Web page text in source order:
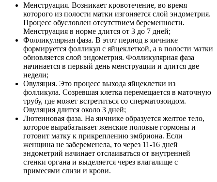
Менструация. Возникает кровотечение, во время
которого из полости матки изгоняется слой эндометрия.
Процесс обусловлен отсутствием беременности.
Менструация в норме длится от 3 до 7 дней;
Фолликулярная фаза. В этот период в яичнике
формируется фолликул с яйцеклеткой, а в полости матки
обновляется слой эндометрия. Фолликулярная фаза
начинается в первый день менструации и длится две
недели;
Овуляция. Это процесс выхода яйцеклетки из
фолликула. Созревшая клетка перемещается в маточную
трубу, где может встретиться со сперматозоидом.
Овуляция длится около 3 дней;
Лютеиновая фаза. На яичнике образуется желтое тело,
которое вырабатывает женские половые гормоны и
готовит матку к прикреплению эмбриона. Если
женщина не забеременела, то через 11-16 дней
эндометрий начинает отслаиваться от внутренней
стенки органа и выделяется через влагалище с
примесями слизи и крови.